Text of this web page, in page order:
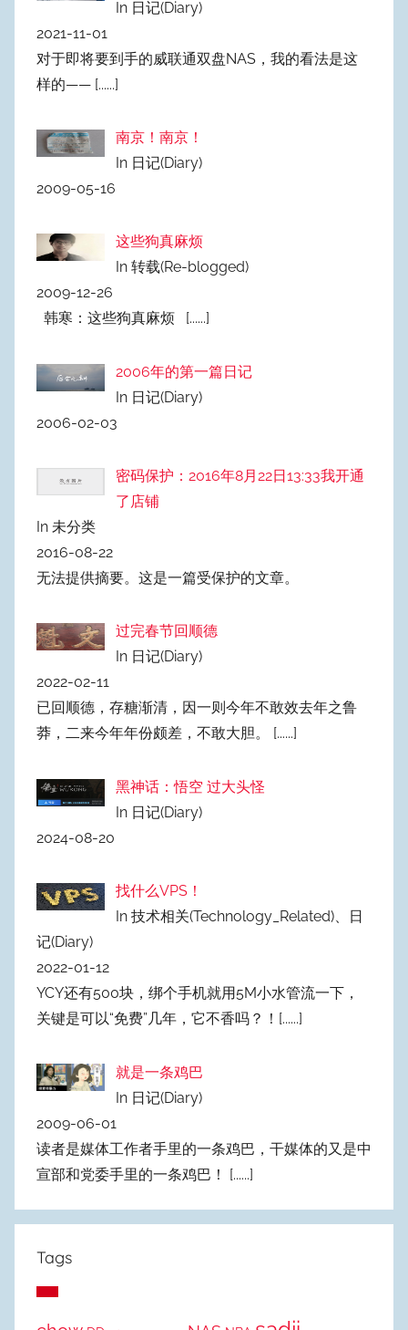
In 日记(Diary)
2021-11-01
对于即将要到手的威联通双盘NAS，我的看法是这
样的—— [......]
南京！南京！
In 日记(Diary)
2009-05-16
这些狗真麻烦
In 转载(Re-blogged)
2009-12-26
韩寒：这些狗真麻烦
[......]
2006年的第一篇日记
In 日记(Diary)
2006-02-03
密码保护：2016年8月22日13:33我开通
了店铺
In 未分类
2016-08-22
无法提供摘要。这是一篇受保护的文章。
过完春节回顺德
In 日记(Diary)
2022-02-11
已回顺德，存糖渐清，因一则今年不敢效去年之鲁
莽，二来今年年份颇差，不敢大胆。
[......]
黑神话：悟空 过大头怪
In 日记(Diary)
2024-08-20
找什么VPS！
In 技术相关(Technology_Related)、日
记(Diary)
2022-01-12
YCY还有500块，绑个手机就用5M小水管流一下，
关键是可以“免费”几年，它不香吗？！ [......]
就是一条鸡巴
In 日记(Diary)
2009-06-01
读者是媒体工作者手里的一条鸡巴，干媒体的又是中
宣部和党委手里的一条鸡巴！ [......]
Tags